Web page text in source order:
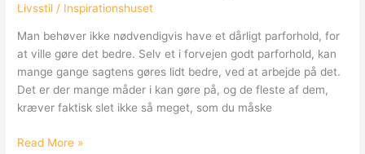
Livsstil / Inspirationshuset
Man behøver ikke nødvendigvis have et dårligt parforhold, for
at ville gøre det bedre. Selv et i forvejen godt parforhold, kan
mange gange sagtens gøres lidt bedre, ved at arbejde på det.
Det er der mange måder i kan gøre på, og de fleste af dem,
kræver faktisk slet ikke så meget, som du måske
Inspiration
Read More »